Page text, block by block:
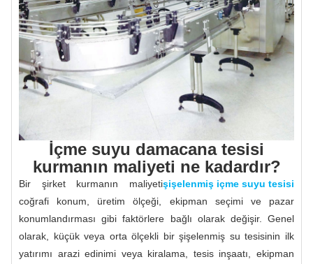
İçme suyu damacana tesisi
kurmanın maliyeti ne kadardır?
Bir şirket kurmanın maliyetişişelenmiş içme suyu tesisi
coğrafi konum, üretim ölçeği, ekipman seçimi ve pazar
konumlandırması gibi faktörlere bağlı olarak değişir. Genel
olarak, küçük veya orta ölçekli bir şişelenmiş su tesisinin ilk
yatırımı arazi edinimi veya kiralama, tesis inşaatı, ekipman